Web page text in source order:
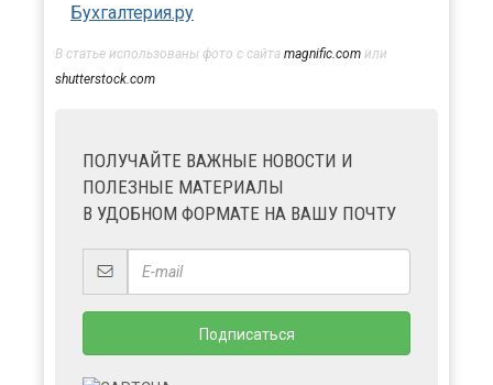
Бухгалтерия.ру
В статье использованы фото с сайта magnific.com или
shutterstock.com
ПОЛУЧАЙТЕ ВАЖНЫЕ НОВОСТИ И
ПОЛЕЗНЫЕ МАТЕРИАЛЫ
В УДОБНОМ ФОРМАТЕ НА ВАШУ ПОЧТУ